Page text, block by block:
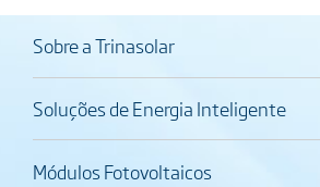
Sobre a Trinasolar
Soluções de Energia Inteligente
Módulos Fotovoltaicos